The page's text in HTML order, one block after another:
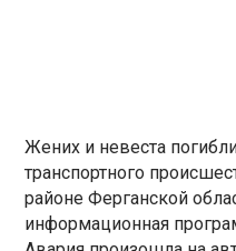
Жених и невеста
транспортного
районе Ферганской
информационная